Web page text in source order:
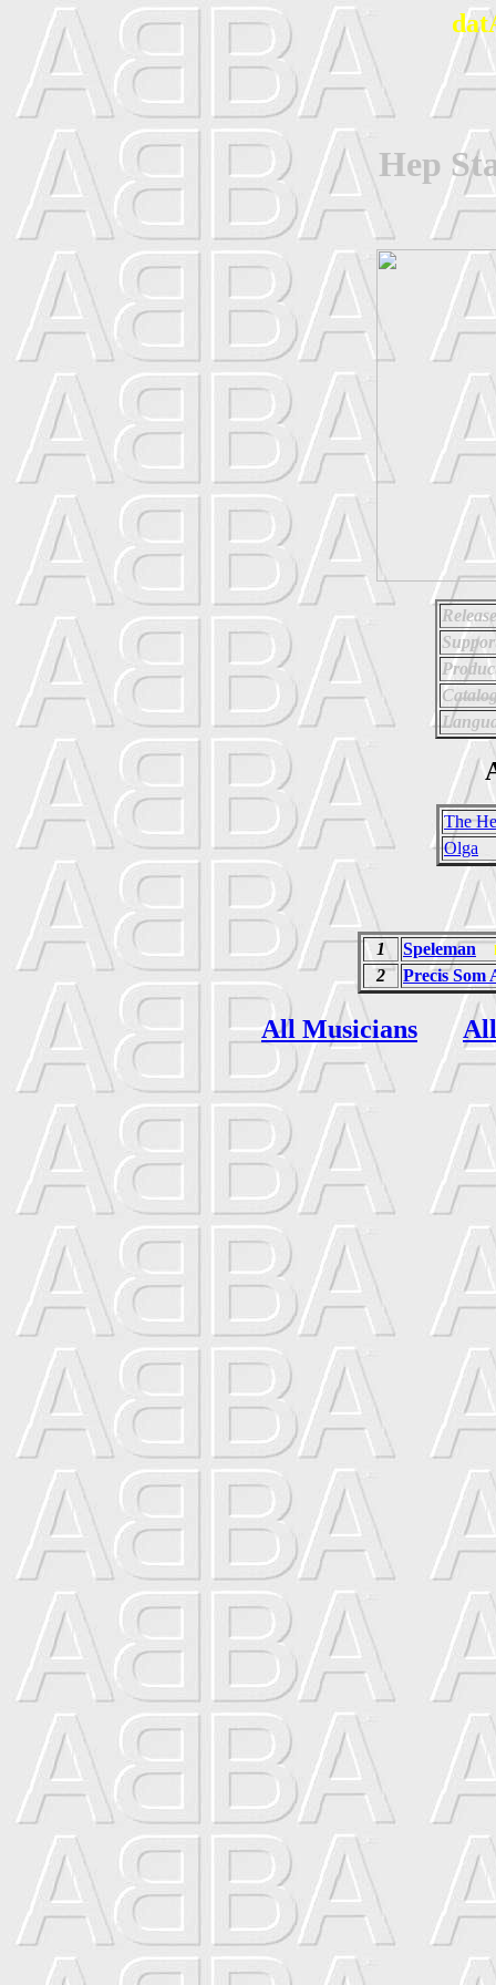
Hep
The
Olga
1 Speleman
2 Precis Som
All Musicians